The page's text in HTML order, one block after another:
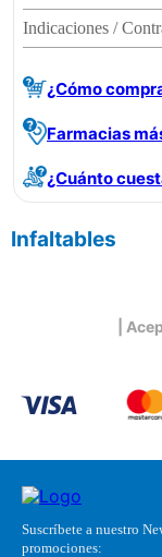
Indicaciones /
¿Cómo
Farmacias
¿Cuánto
Infaltables
|
Suscríbete a nuestro
promociones: